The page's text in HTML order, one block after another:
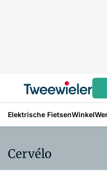
Elektrische FietsenWinkel
Cervélo